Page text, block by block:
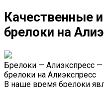
Качественные
брелоки на
Брелоки — Алиэкспресс
брелоки на Алиэкспресс
В наше время брелоки